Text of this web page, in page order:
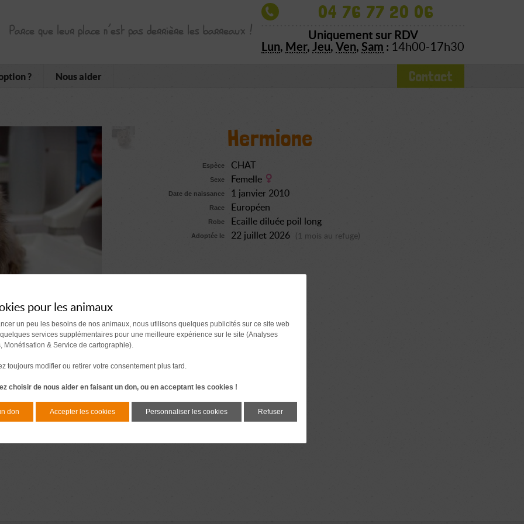
Parce que leur place n’est pas derrière les barreaux !
04 76 77 20 06
Uniquement sur RDV
Lun, Mer, Jeu, Ven, Sam : 14h00-17h30
? Nous aider Contact
Hermione
Espèce CHAT
Sexe Femelle
Date de naissance 1 janvier 2010
Race Européen
Robe Ecaille diluée poil long
Adoptée le 22 juillet 2026 (1 mois au refuge)
pour les animaux
un peu les besoins de nos animaux, nous utilisons quelques publicités sur ce site web
services supplémentaires pour une meilleure expérience sur le site (Analyses
Monétisation & Service de cartographie).
toujours modifier ou retirer votre consentement plus tard.
choisir de nous aider en faisant un don, ou en acceptant les cookies !
don Accepter les cookies Personnaliser les cookies Refuser